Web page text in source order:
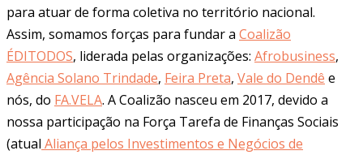
para atuar de forma coletiva no território nacional.
Assim, somamos forças para fundar a Coalizão
ÉDITODOS, liderada pelas organizações: Afrobusiness,
Agência Solano Trindade, Feira Preta, Vale do Dendê e
nós, do FA.VELA. A Coalizão nasceu em 2017, devido a
nossa participação na Força Tarefa de Finanças Sociais
(atual Aliança pelos Investimentos e Negócios de